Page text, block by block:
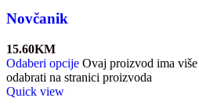
Novčanik
15.60KM
Odaberi opcije Ovaj proizvod ima
odabrati na stranici proizvoda
Quick view